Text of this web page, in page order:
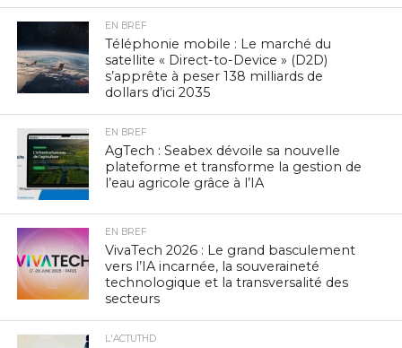
EN BREF
Téléphonie mobile : Le marché du
satellite « Direct-to-Device » (D2D)
s’apprête à peser 138 milliards de
dollars d’ici 2035
EN BREF
AgTech : Seabex dévoile sa nouvelle
plateforme et transforme la gestion de
l’eau agricole grâce à l’IA
EN BREF
VivaTech 2026 : Le grand basculement
vers l’IA incarnée, la souveraineté
technologique et la transversalité des
secteurs
L'ACTUTHD